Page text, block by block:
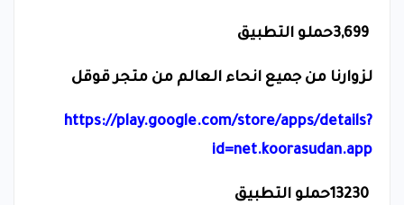
3,699حملو التطبيق
لزوارنا من جميع انحاء العالم من متجر قوقل
https://play.google.com/store/apps/details?
id=net.koorasudan.app
13230حملو التطبيق